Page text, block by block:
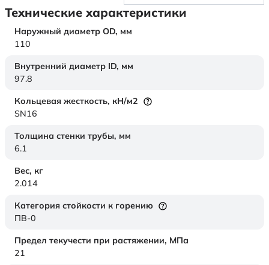
Технические характеристики
Наружный диаметр OD, мм
110
Внутренний диаметр ID, мм
97.8
Кольцевая жесткость, кН/м2
SN16
Толщина стенки трубы, мм
6.1
Вес, кг
2.014
Категория стойкости к горению
ПВ-0
Предел текучести при растяжении, МПа
21